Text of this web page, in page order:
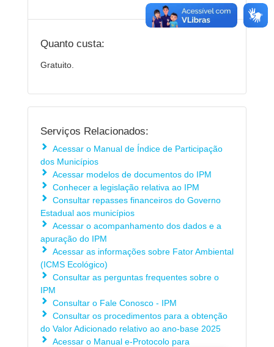
Quanto custa:
Gratuito.
Serviços Relacionados:
Acessar o Manual de Índice de Participação
dos Municípios
Acessar modelos de documentos do IPM
Conhecer a legislação relativa ao IPM
Consultar repasses financeiros do Governo
Estadual aos municípios
Acessar o acompanhamento dos dados e a
apuração do IPM
Acessar as informações sobre Fator Ambiental
(ICMS Ecológico)
Consultar as perguntas frequentes sobre o
IPM
Consultar o Fale Conosco - IPM
Consultar os procedimentos para a obtenção
do Valor Adicionado relativo ao ano-base 2025
Acessar o Manual e-Protocolo para